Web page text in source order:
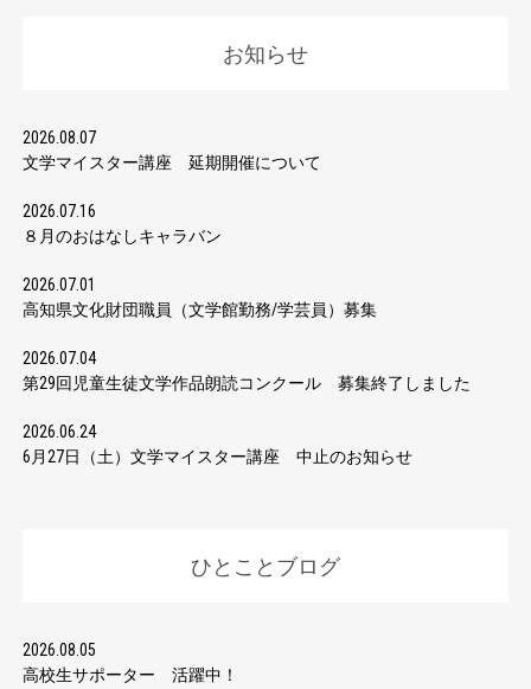
お知らせ
2026.08.07
文学マイスター講座 延期開催について
2026.07.16
８月のおはなしキャラバン
2026.07.01
高知県文化財団職員（文学館勤務/学芸員）募集
2026.07.04
第29回児童生徒文学作品朗読コンクール 募集終了しました
2026.06.24
6月27日（土）文学マイスター講座 中止のお知らせ
ひとことブログ
2026.08.05
高校生サポーター 活躍中！